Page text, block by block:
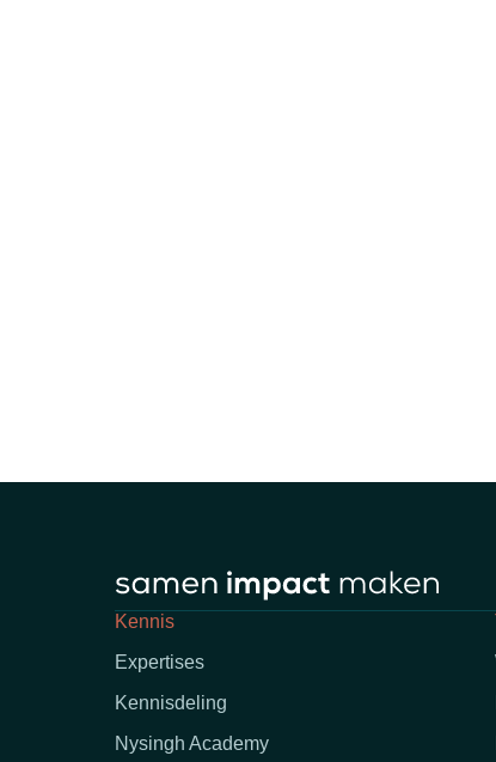
Kennis
Expertises
Kennisdeling
Nysingh Academy